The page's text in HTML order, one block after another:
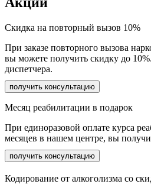
Скидка на повторный вызов 10%
При заказе повторного вызова
вы можете получить скидку до
диспетчера.
получить консультацию
Месяц реабилитации в подарок
При единоразовой оплате курса
месяцев в нашем центре, вы
получить консультацию
Кодирование от алкоголизма со